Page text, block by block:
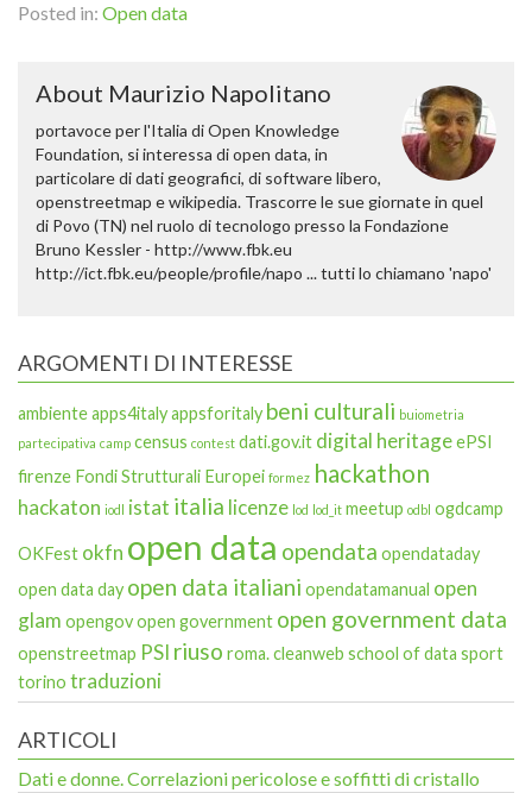
Posted in: Open data
About Maurizio Napolitano
portavoce per l'Italia di Open Knowledge
Foundation, si interessa di open data, in
particolare di dati geografici, di software libero,
openstreetmap e wikipedia. Trascorre le sue giornate in quel
di Povo (TN) nel ruolo di tecnologo presso la Fondazione
Bruno Kessler - http://www.fbk.eu
http://ict.fbk.eu/people/profile/napo ... tutti lo chiamano 'napo'
ARGOMENTI DI INTERESSE
ambienteapps4italyappsforitaly beni culturali buiometria
partecipativa camp census contest dati.gov.it digital heritageePSI
firenze Fondi Strutturali Europei formez hackathon
hackaton iodl istat italia licenze lod lod_it meetup odbl ogdcamp
OKFest okfn open data opendata opendataday
open data day open data italiani opendatamanual open
glam opengovopen government open government data
openstreetmap PSI riuso roma. cleanweb school of data sport
torino traduzioni
ARTICOLI
Dati e donne. Correlazioni pericolose e soffitti di cristallo